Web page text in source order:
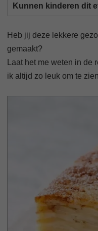
Kunnen kinderen dit
Heb jij deze lekkere
gemaakt?
Laat het me weten in de
ik altijd zo leuk om te